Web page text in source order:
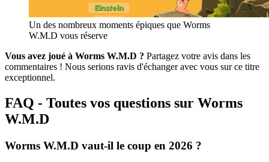
Un des nombreux moments épiques que Worms
W.M.D vous réserve
Vous avez joué à Worms W.M.D ? Partagez votre avis dans les
commentaires ! Nous serions ravis d'échanger avec vous sur ce titre
exceptionnel.
FAQ - Toutes vos questions sur Worms
W.M.D
Worms W.M.D vaut-il le coup en 2026 ?